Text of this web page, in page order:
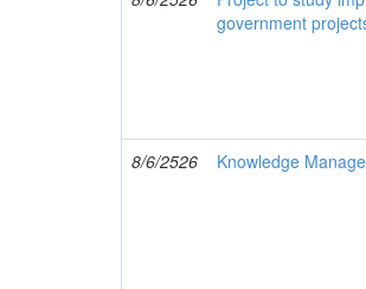
government
8/6/2526
Knowledge